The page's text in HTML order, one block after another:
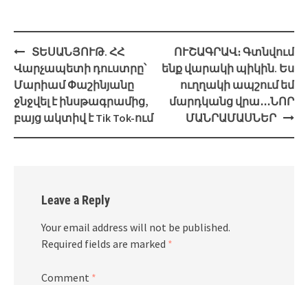
Post
navigation
ՏԵՍԱՆՅՈՒԹ. ՀՀ
Վարչապետի դուստրը՝
Մարիամ Փաշինյանը
ջնջվել է ինսթագրամից,
բայց ակտիվ է Tik Tok-ում
ՈՒՇԱԳՐԱՎ։ Գտնվում
ենք վարակի պիկին. Ես
ուղղակի ապշում եմ
մարդկանց վրա․․․ՆՈՐ
ՄԱՆՐԱՄԱՍՆԵՐ
Leave a Reply
Your email address will not be published.
Required fields are marked *
Comment *